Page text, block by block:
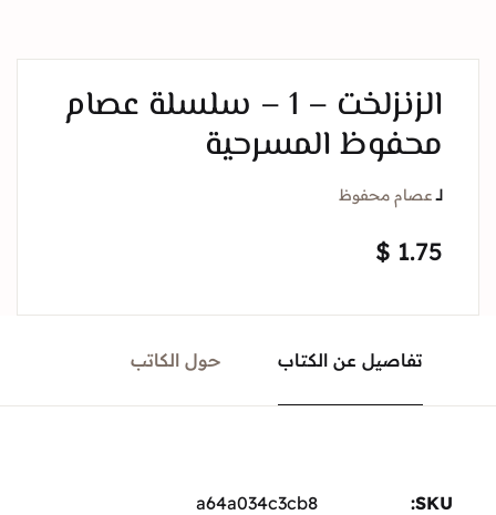
الزنزلخت – 1 – سلسلة عصام
محفوظ المسرحية
لــ عصام محفوظ
$ 1.75
تفاصيل عن الكتاب حول الكاتب
SKU:
a64a034c3cb8